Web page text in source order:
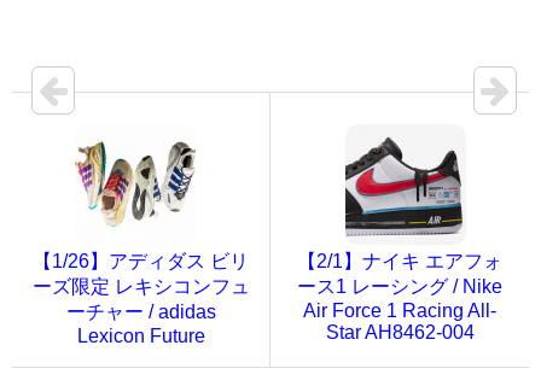
【1/26】アディダス ビリ
ーズ限定 レキシコンフュ
ーチャー / adidas
Lexicon Future
【2/1】ナイキ エアフォ
ース1 レーシング / Nike
Air Force 1 Racing All-
Star AH8462-004